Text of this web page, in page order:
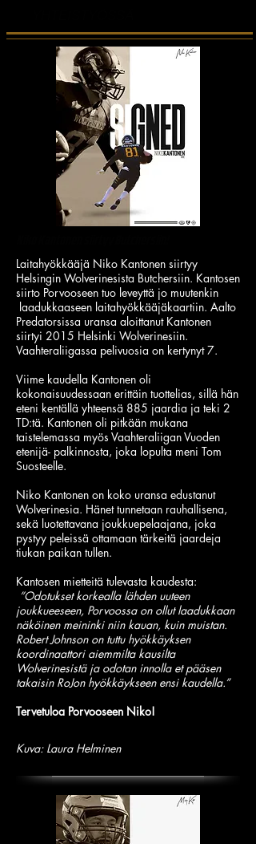
Laitahyökkääjä Niko Kantonen siirtyy
Helsingin Wolverinesista Butchersiin. Kantosen
siirto Porvooseen tuo leveyttä jo muutenkin
laadukkaaseen laitahyökkääjäkaartiin. Aalto
Predatorsissa uransa aloittanut Kantonen
siirtyi 2015 Helsinki Wolverinesiin.
Vaahteraliigassa pelivuosia on kertynyt 7.
Viime kaudella Kantonen oli
kokonaisuudessaan erittäin tuottelias, sillä hän
eteni kentällä yhteensä 885 jaardia ja teki 2
TD:tä. Kantonen oli pitkään mukana
taistelemassa myös Vaahteraliigan Vuoden
etenijä- palkinnosta, joka lopulta meni Tom
Suosteelle.
Niko Kantonen on koko uransa edustanut
Wolverinesia. Hänet tunnetaan rauhallisena,
sekä luotettavana joukkuepelaajana, joka
pystyy peleissä ottamaan tärkeitä jaardeja
tiukan paikan tullen.
Kantosen mietteitä tulevasta kaudesta:
”Odotukset korkealla lähden uuteen
joukkueeseen, Porvoossa on ollut laadukkaan
näköinen meininki niin kauan, kuin muistan.
Robert Johnson on tuttu hyökkäyksen
koordinaattori aiemmilta kausilta
Wolverinesistä ja odotan innolla et pääsen
takaisin RoJon hyökkäykseen ensi kaudella.”
Tervetuloa Porvooseen Niko!
Kuva: Laura Helminen